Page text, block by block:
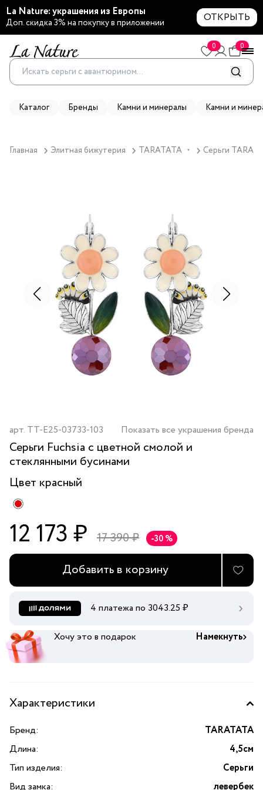
La Nature: украшения из Европы
Доп. скидка 3% на покупку в приложении ОТКРЫТЬ
0 0
Каталог Бренды Камни и минералы Камни и
Главная Элитная бижутерия TARATATA ▼ Серьги
арт. TT-E25-03733-103 Показать все украшения бренда
Серьги Fuchsia с цветной смолой и
стеклянными бусинами
Цвет красный
12 173 ₽ 17 390 ₽ -30 %
Добавить в корзину
4 платежа по 3043.25 ₽
Хочу это в подарок Намекнуть
Характеристики
Бренд:
TARATATA
Длина:
4,5см
Тип изделия:
Серьги
Вид замка:
левербек